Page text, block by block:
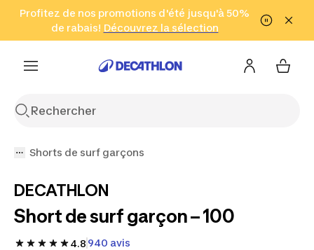
Aller à la recherche Aller au contenu Aller au pied de
Profitez de nos promotions d'été jusqu'à 50%
de rabais! Découvrez la sélection
Cliquez ici
en seulement 2 h!
(Zones sélectionnées)
Shorts de surf garçons
DECATHLON
Short de surf garçon – 100
4.8 940 avis